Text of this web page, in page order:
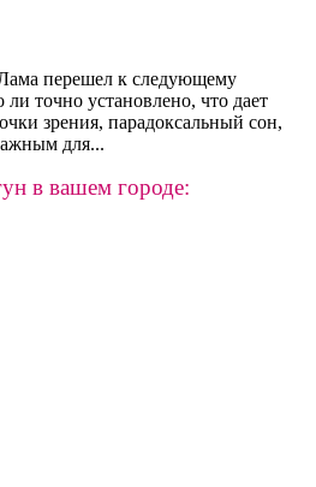
перешел к следующему
точно установлено, что дает
зрения, парадоксальный сон,
для...
в вашем городе: